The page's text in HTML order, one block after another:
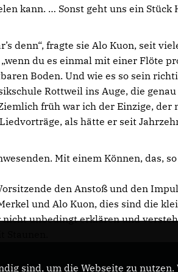
kann. … Sonst geht uns ein Stück
denn“, fragte sie Alo Kuon, seit
du es einmal mit einer Flöte
Boden. Und wie es so sein
Rottweil ins Auge, die
früh war ich der Einzige, der
als hätte er seit
Mit einem Können, das,
den Anstoß und den
und Alo Kuon, dies sind die
unbedingt erklären und
sind, um die Webseite zu